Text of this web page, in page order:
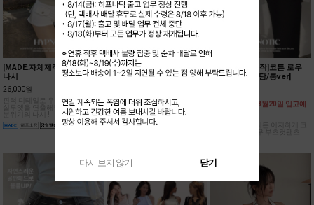
[MADE:자체제작]핀턱 반목
나시
26,000원
핀턱 디테일로 우아한 드레이프
실루엣을 연출해주는 여성스러운
분위기의 나시 !
[MADE:자체제작]크리미 레이
어드 홀터 나시[모달38%]
부드러운 모달 소재와 여리한 핏
이 매력적인 홀터 나시!
[MADE:자체제작]코튼 로우
부츠컷팬츠[아담/롱ver]
[원단 불량으로 8월20일 입고예
블랙 컬러로 어디든 이지하게 코
디 하기 좋은 로우 부츠컷팬츠!
다시 보지 않기 닫기